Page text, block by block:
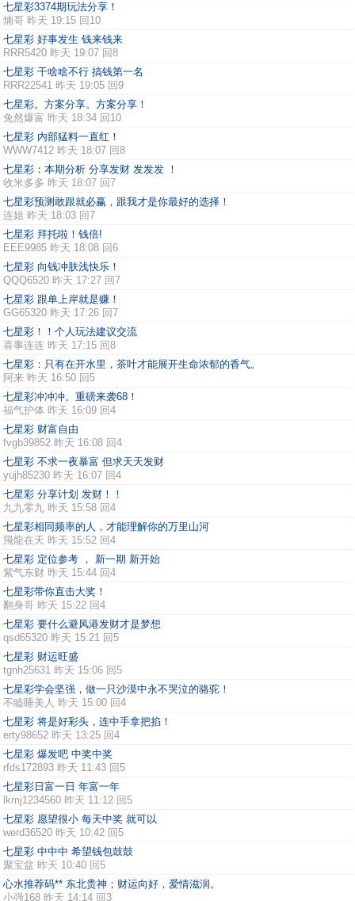
七星彩3374期玩法分享！
煵哥 昨天 19:15 回10
七星彩 好事发生 钱来钱来
RRR5420 昨天 19:07 回8
七星彩 干啥啥不行 搞钱第一名
RRR22541 昨天 19:05 回9
七星彩。方案分享。方案分享！
兔然爆富 昨天 18:34 回10
七星彩 内部猛料一直红！
WWW7412 昨天 18:07 回8
七星彩：本期分析 分享发财 发发发 ！
收米多多 昨天 18:07 回7
七星彩预测敢跟就必赢，跟我才是你最好的选择！
连姐 昨天 18:03 回7
七星彩 拜托啦！钱倍!
EEE9985 昨天 18:08 回6
七星彩 向钱冲肤浅快乐！
QQQ6520 昨天 17:27 回7
七星彩 跟单上岸就是赚！
GG65320 昨天 17:26 回7
七星彩！！个人玩法建议交流
喜事连连 昨天 17:15 回8
七星彩：只有在开水里，茶叶才能展开生命浓郁的香气。
阿来 昨天 16:50 回5
七星彩冲冲冲。重磅来袭68！
福气护体 昨天 16:09 回4
七星彩 财富自由
fvgb39852 昨天 16:08 回4
七星彩 不求一夜暴富 但求天天发财
yujh85230 昨天 16:07 回4
七星彩 分享计划 发财！！
九九零九 昨天 15:58 回4
七星彩相同频率的人，才能理解你的万里山河
飛龍在天 昨天 15:52 回4
七星彩 定位参考 ， 新一期 新开始
紫气东财 昨天 15:44 回4
七星彩带你直击大奖！
翻身哥 昨天 15:22 回4
七星彩 要什么避风港发财才是梦想
qsd65320 昨天 15:21 回5
七星彩 财运旺盛
tgnh25631 昨天 15:06 回5
七星彩学会坚强，做一只沙漠中永不哭泣的骆驼！
不瞌睡美人 昨天 15:00 回4
七星彩 将是好彩头，连中手拿把掐！
erty98652 昨天 13:25 回4
七星彩 爆发吧 中奖中奖
rfds172893 昨天 11:43 回5
七星彩日富一日 年富一年
lkmj1234560 昨天 11:12 回5
七星彩 愿望很小 每天中奖 就可以
werd36520 昨天 10:42 回5
七星彩 中中中 希望钱包鼓鼓
聚宝盆 昨天 10:40 回5
心水推荐码** 东北贵神；财运向好，爱情滋润。
小强168 昨天 14:14 回3